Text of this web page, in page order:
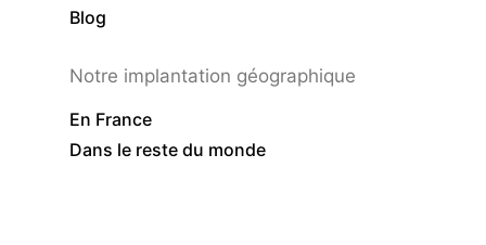
Blog
Notre implantation géographique
En France
Dans le reste du monde